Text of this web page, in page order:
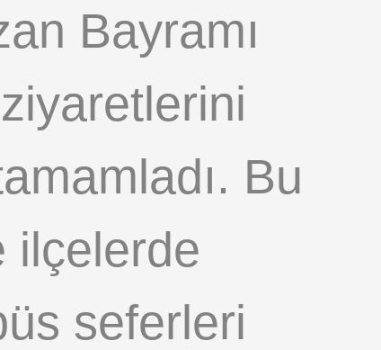
Bayramı
Bu
ilçelerde
seferleri